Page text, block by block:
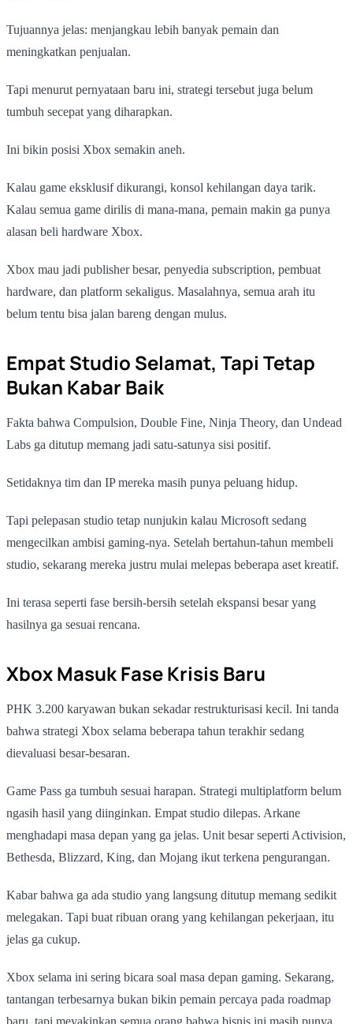
Tujuannya jelas: menjangkau lebih banyak pemain dan
meningkatkan penjualan.
Tapi menurut pernyataan baru ini, strategi tersebut juga belum
tumbuh secepat yang diharapkan.
Ini bikin posisi Xbox semakin aneh.
Kalau game eksklusif dikurangi, konsol kehilangan daya tarik.
Kalau semua game dirilis di mana-mana, pemain makin ga punya
alasan beli hardware Xbox.
Xbox mau jadi publisher besar, penyedia subscription, pembuat
hardware, dan platform sekaligus. Masalahnya, semua arah itu
belum tentu bisa jalan bareng dengan mulus.
Empat Studio Selamat, Tapi Tetap
Bukan Kabar Baik
Fakta bahwa Compulsion, Double Fine, Ninja Theory, dan Undead
Labs ga ditutup memang jadi satu-satunya sisi positif.
Setidaknya tim dan IP mereka masih punya peluang hidup.
Tapi pelepasan studio tetap nunjukin kalau Microsoft sedang
mengecilkan ambisi gaming-nya. Setelah bertahun-tahun membeli
studio, sekarang mereka justru mulai melepas beberapa aset kreatif.
Ini terasa seperti fase bersih-bersih setelah ekspansi besar yang
hasilnya ga sesuai rencana.
Xbox Masuk Fase Krisis Baru
PHK 3.200 karyawan bukan sekadar restrukturisasi kecil. Ini tanda
bahwa strategi Xbox selama beberapa tahun terakhir sedang
dievaluasi besar-besaran.
Game Pass ga tumbuh sesuai harapan. Strategi multiplatform belum
ngasih hasil yang diinginkan. Empat studio dilepas. Arkane
menghadapi masa depan yang ga jelas. Unit besar seperti Activision,
Bethesda, Blizzard, King, dan Mojang ikut terkena pengurangan.
Kabar bahwa ga ada studio yang langsung ditutup memang sedikit
melegakan. Tapi buat ribuan orang yang kehilangan pekerjaan, itu
jelas ga cukup.
Xbox selama ini sering bicara soal masa depan gaming. Sekarang,
tantangan terbesarnya bukan bikin pemain percaya pada roadmap